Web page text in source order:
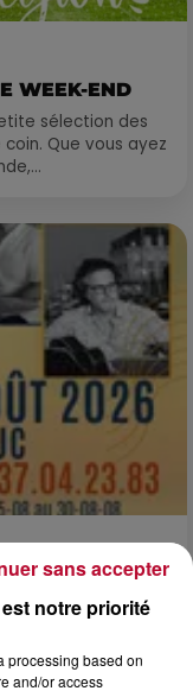
WEEK-END
sélection des
Que vous ayez
notre priorité
processing based on
and/or access
sans accepter